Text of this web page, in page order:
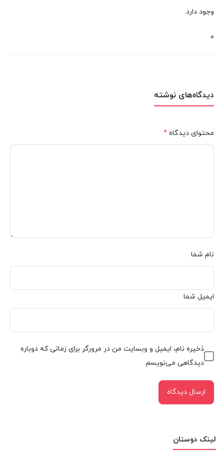
لینک دوستان
وجود دارد.
0
دیدگاه‌های نوشته
محتوای دیدگاه *
نام شما
ایمیل شما
ذخیره نام، ایمیل و وبسایت من در مرورگر برای زمانی که دوباره
دیدگاهی می‌نویسم.